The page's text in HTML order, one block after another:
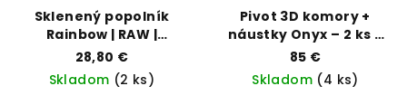
Sklenený popolník
Rainbow | RAW |
Vaporama
28,80 €
Skladom (2 ks)
Pivot 3D komory +
náustky Onyx – 2 ks v
púzdre | Puffco |
Vaporama
85 €
Skladom (4 ks)